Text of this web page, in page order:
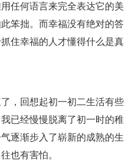
任何语言来完全表达它的美
笨拙。而幸福没有绝对的答
住幸福的人才懂得什么是真
，回想起初一初二生活有些
已经慢慢脱离了初一时的稚
逐渐步入了崭新的成熟的生
也有害怕。